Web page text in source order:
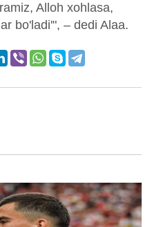
Alloh xohlasa,
bo'ladi'", – dedi Alaa.